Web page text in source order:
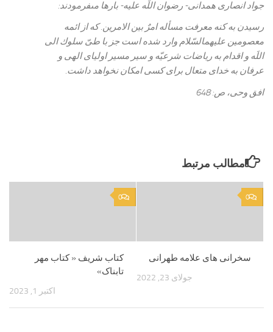
جواد انصارى‏ همدانى‏- رضوان اللَه عليه- بارها مى‏فرمودند:
رسيدن به كنه معرفت مسأله امرٌ بين الامرين. كه از ائمه
معصومين عليهم‏السّلام وارد شده است جز با طىّ سلوك الى
اللَه و اقدام به رياضات شرعيّه و سير مسير اولياى الهى و
عرفان به خداى متعال براى كسى امكان نخواهد داشت.
افق وحى، ص: 648
مطالب مرتبط
0
کتاب شریف « کتاب مهر
تابناک»
اکتبر 1, 2023
0
سخرانی های علامه طهرانی
جولای 23, 2022